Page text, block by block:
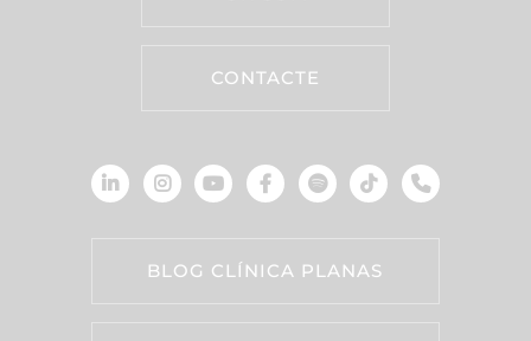
CONTACTE
BLOG CLÍNICA PLANAS